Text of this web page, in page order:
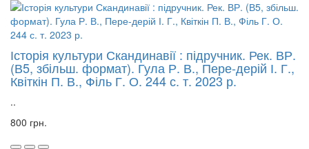
Історія культури Скандинавії : підручник. Рек. ВР.
(В5, збільш. формат). Гула Р. В., Пере-дерій І. Г.,
Квіткін П. В., Філь Г. О. 244 с. т. 2023 р.
..
800 грн.